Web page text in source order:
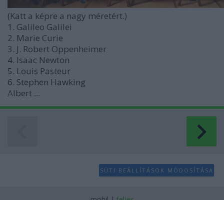
(Katt a képre a nagy méretért.)
1. Galileo Galilei
2. Marie Curie
3. J. Robert Oppenheimer
4. Isaac Newton
5. Louis Pasteur
6. Stephen Hawking
Albert ...
SÜTI BEÁLLÍTÁSOK MÓDOSÍTÁSA